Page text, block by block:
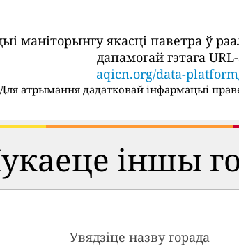
маніторынгу якасці паветра ў
дапамогай гэтага
aqicn.org/data-
Для атрымання дадатковай інфармацыі
іншы
Увядзіце назву горада